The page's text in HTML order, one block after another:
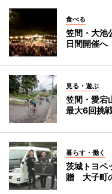
食べる
笠間・大池
日間開催へ
見る・遊ぶ
笠間・愛宕
最大6回挑
暮らす・働く
茨城トヨペ
贈 大子町